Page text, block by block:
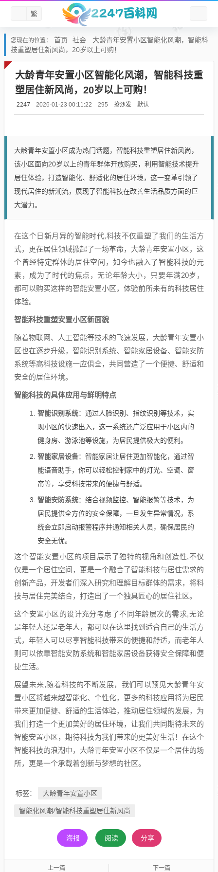
繁
您现在的位置： 首页 社会
大龄青年安置小区智能化风潮，智能科
技重塑居住新风尚，20岁以上可购！
大龄青年安置小区智能化风潮，智能科技重
塑居住新风尚，20岁以上可购！
2247 2026-01-23 00:11:22 295 抢沙发 默认
大龄青年安置小区成为热门话题，智能科技重塑居住新风尚，
该小区面向20岁以上的青年群体开放购买，利用智能技术提升
居住体验，打造智能化、舒适化的居住环境，这一变革引领了
现代居住的新潮流，展现了智能科技在改善生活品质方面的巨
大潜力。
在这个日新月异的智能时代,科技不仅重塑了我们的生活方
式，更在居住领域掀起了一场革命，大龄青年安置小区，这
个曾经特定群体的居住空间，如今也融入了智能科技的元
素，成为了时代的焦点，无论年龄大小，只要年满20岁，
都可以购买这样的智能安置小区，体验前所未有的科技居住
体验。
智能科技重塑安置小区新面貌
随着物联网、人工智能等技术的飞速发展，大龄青年安置小
区也在逐步升级，智能识别系统、智能家居设备、智能安防
系统等高科技设施一应俱全，共同营造了一个便捷、舒适和
安全的居住环境。
智能科技的具体应用与鲜明特点
智能识别系统：通过人脸识别、指纹识别等技术，实
现小区的快速出入，这一系统还广泛应用于小区内的
健身房、游泳池等设施，为居民提供极大的便利。
智能家居设备：智能家居让居住更加智能化，通过智
能语音助手，你可以轻松控制家中的灯光、空调、窗
帘等，享受科技带来的便捷与舒适。
智能安防系统：结合视频监控、智能报警等技术，为
居民提供全方位的安全保障，一旦发生异常情况，系
统会立即启动报警程序并通知相关人员，确保居民的
安全无忧。
这个智能安置小区的项目展示了独特的视角和创造性,不仅
仅是一个居住空间，更是一个融合了智能科技与居住需求的
创新产品，开发者们深入研究和理解目标群体的需求，将科
技与居住完美结合，打造出了一个独具匠心的居住社区。
这个安置小区的设计充分考虑了不同年龄层次的需求,无论
是年轻人还是老年人，都可以在这里找到适合自己的生活方
式，年轻人可以尽享智能科技带来的便捷和舒适，而老年人
则可以依靠智能安防系统和智能家居设备获得安全保障和便
捷生活。
展望未来,随着科技的不断发展，我们可以预见大龄青年安
置小区将越来越智能化、个性化，更多的科技应用将为居民
带来更加便捷、舒适的生活体验，推动居住领域的发展，为
我们打造一个更加美好的居住环境，让我们共同期待未来的
智能安置小区，期待科技为我们带来的更美好生活！在这个
智能科技的浪潮中，大龄青年安置小区不仅是一个居住的场
所，更是一个承载着创新与梦想的社区。
标签：
大龄青年安置小区
智能化风潮/智能科技重塑居住新风尚
海报 阅读 分享
上一篇 下一篇